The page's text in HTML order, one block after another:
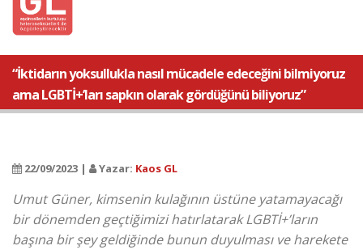
“İktidarın yoksullukla nasıl mücadele edeceğini bilmiyoruz
ama LGBTİ+’ları sapkın olarak gördüğünü biliyoruz”
22/09/2023 | Yazar: Kaos GL
Umut Güner, kimsenin kulağının üstüne yatamayacağı
bir dönemden geçtiğimizi hatırlatarak LGBTİ+’ların
başına bir şey geldiğinde bunun duyulması ve harekete